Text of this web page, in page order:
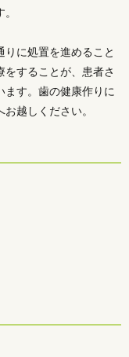
に処置を進めること
することが、患者さ
ます。歯の健康作りに
越しください。